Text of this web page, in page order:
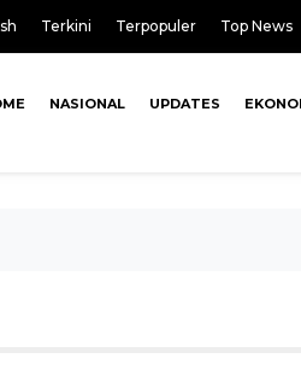
Terkini Terpopuler Top News
NASIONAL UPDATES